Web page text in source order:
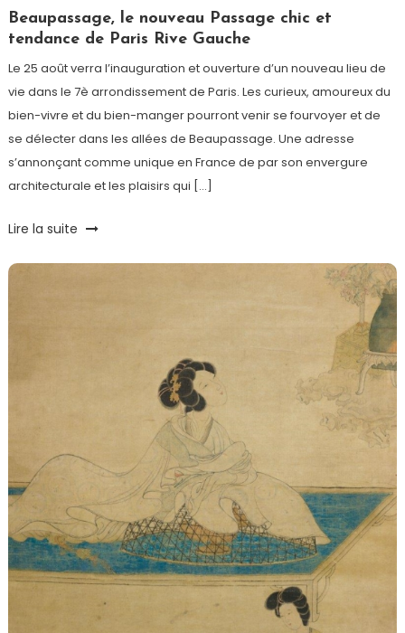
Porte
Dorée,
Paris
Paris
Beaupassage, le nouveau Passage chic et
tendance de Paris Rive Gauche
Le 25 août verra l’inauguration et ouverture d’un nouveau lieu de
vie dans le 7è arrondissement de Paris. Les curieux, amoureux du
bien-vivre et du bien-manger pourront venir se fourvoyer et de
se délecter dans les allées de Beaupassage. Une adresse
s’annonçant comme unique en France de par son envergure
architecturale et les plaisirs qui […]
Tagged
Beaupassage,
Lire la suite